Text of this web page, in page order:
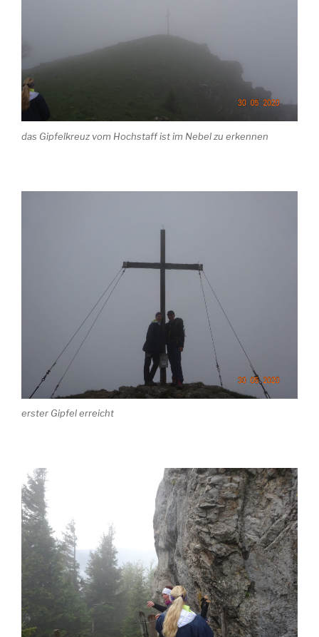
das Gipfelkreuz vom Hochstaff ist im Nebel zu erkennen
erster Gipfel erreicht